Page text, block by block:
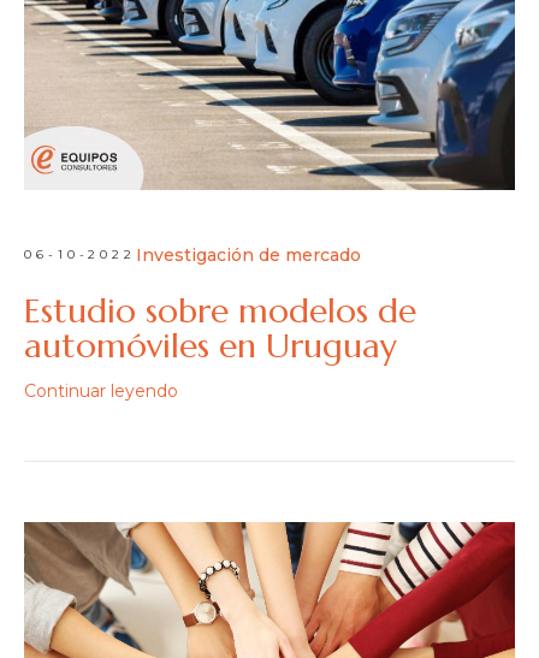
06-10-2022 Investigación de mercado
Estudio sobre modelos de
automóviles en Uruguay
Continuar leyendo